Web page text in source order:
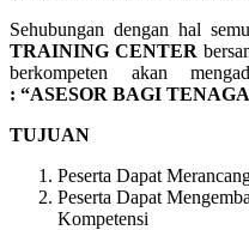
Sehubungan dengan hal
TRAINING CENTER
berkompeten akan
: “ASESOR BAGI
TUJUAN
Peserta Dapat
Peserta Dapat
Kompetensi